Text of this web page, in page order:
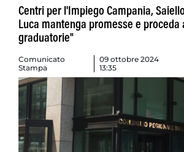
Centri per l'Impiego Campania,
Luca mantenga promesse e
graduatorie"
Comunicato
Stampa
09 ottobre 2024
13:35